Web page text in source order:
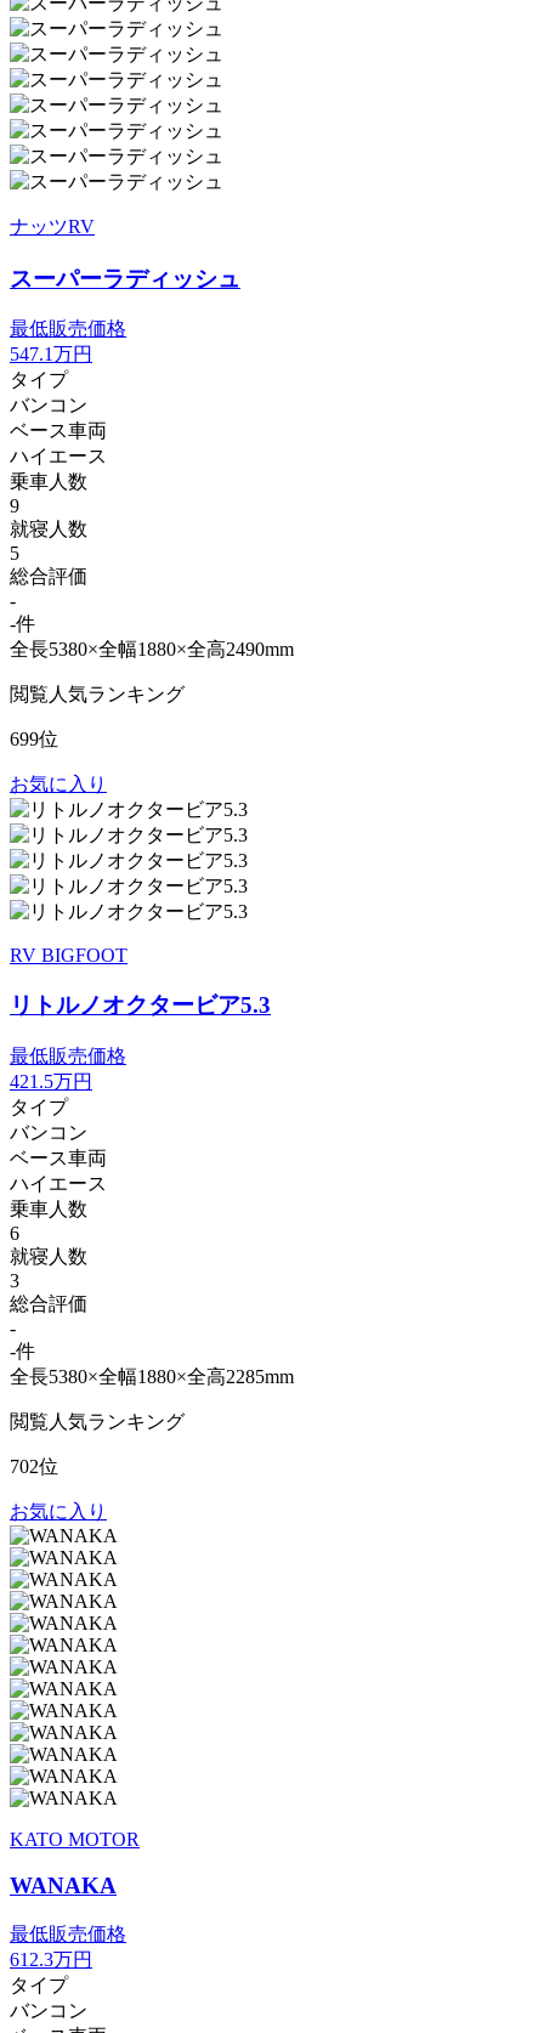
ナッツRV
スーパーラディッシュ
最低販売価格
547.1万円
タイプ
バンコン
ベース車両
ハイエース
乗車人数
9
就寝人数
5
総合評価
-
-件
全長5380×全幅1880×全高2490mm
閲覧人気ランキング
699位
お気に入り
RV BIGFOOT
リトルノオクタービア5.3
最低販売価格
421.5万円
タイプ
バンコン
ベース車両
ハイエース
乗車人数
6
就寝人数
3
総合評価
-
-件
全長5380×全幅1880×全高2285mm
閲覧人気ランキング
702位
お気に入り
KATO MOTOR
WANAKA
最低販売価格
612.3万円
タイプ
バンコン